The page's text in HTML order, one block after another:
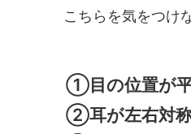
こちらを気をつけ
①目の位置が
②耳が左右対